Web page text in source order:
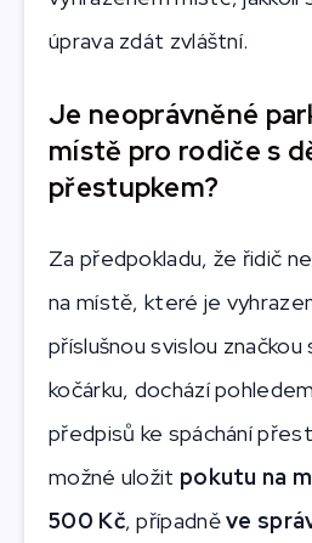
úprava zdát zvláštní.
Je neoprávněné
místě pro rodiče s
přestupkem?
Za předpokladu, že řidič
na místě, které je
příslušnou svislou
kočárku, dochází
předpisů ke spáchání
možné uložit pokutu na
500 Kč, případněve